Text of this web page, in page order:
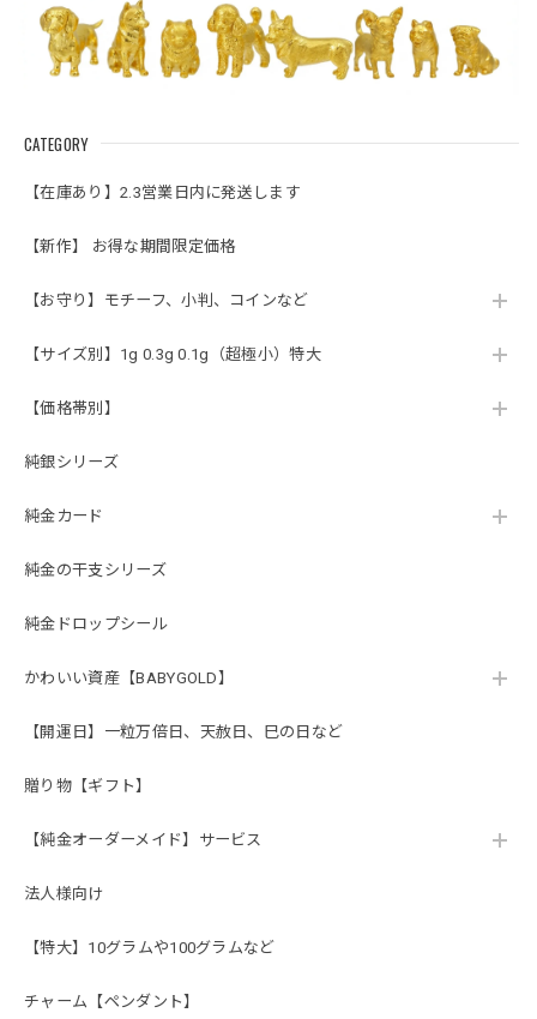
CATEGORY
【在庫あり】2.3営業日内に発送します
【新作】 お得な期間限定価格
【お守り】モチーフ、小判、コインなど
【サイズ別】1g 0.3g 0.1g（超極小）特大
【価格帯別】
純銀シリーズ
純金カード
純金の干支シリーズ
純金ドロップシール
かわいい資産【BABYGOLD】
【開運日】一粒万倍日、天赦日、巳の日など
贈り物【ギフト】
【純金オーダーメイド】サービス
法人様向け
【特大】10グラムや100グラムなど
チャーム【ペンダント】